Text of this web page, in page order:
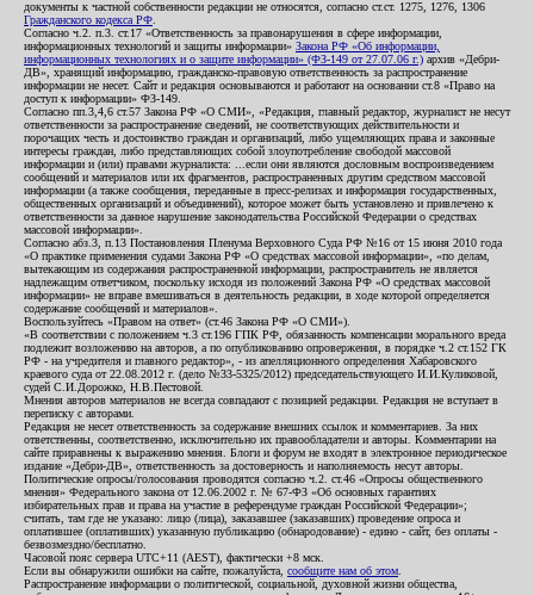
документы к частной собственности редакции не относятся, согласно ст.ст. 1275, 1276, 1306
Гражданского кодекса РФ
Согласно ч.2. п.3. ст.17 «Ответственность за правонарушения в сфере информации,
информационных технологий и защиты информации» Закона РФ «Об информации,
информационных технологиях и о защите информации» (ФЗ-149 от 27.07.06 г.) архив «Дебри-
ДВ», хранящий информацию, гражданско-правовую ответственность за распространение
информации не несет. Сайт и редакция основываются и работают на основании ст.8 «Право на
доступ к информации» ФЗ-149.
Согласно пп.3,4,6 ст.57 Закона РФ «О СМИ», «Редакция, главный редактор, журналист не несут
ответственности за распространение сведений, не соответствующих действительности и
порочащих честь и достоинство граждан и организаций, либо ущемляющих права и законные
интересы граждан, либо представляющих собой злоупотребление свободой массовой
информации и (или) правами журналиста: ...если они являются дословным воспроизведением
сообщений и материалов или их фрагментов, распространенных другим средством массовой
информации (а также сообщения, переданные в пресс-релизах и информация государственных,
общественных организаций и объединений), которое может быть установлено и привлечено к
ответственности за данное нарушение законодательства Российской Федерации о средствах
массовой информации».
Согласно абз.3, п.13 Постановления Пленума Верховного Суда РФ №16 от 15 июня 2010 года
«О практике применения судами Закона РФ «О средствах массовой информации», «по делам,
вытекающим из содержания распространенной информации, распространитель не является
надлежащим ответчиком, поскольку исходя из положений Закона РФ «О средствах массовой
информации» не вправе вмешиваться в деятельность редакции, в ходе которой определяется
содержание сообщений и материалов».
Воспользуйтесь «Правом на ответ» (ст.46 Закона РФ «О СМИ»).
«В соответствии с положением ч.3 ст.196 ГПК РФ, обязанность компенсации морального вреда
подлежит возложению на авторов, а по опубликованию опровержения, в порядке ч.2 ст.152 ГК
РФ - на учредителя и главного редактор», - из апелляционного определения Хабаровского
краевого суда от 22.08.2012 г. (дело №33-5325/2012) председательствующего И.И.Куликовой,
судей С.И.Дорожко, Н.В.Пестовой.
Мнения авторов материалов не всегда совпадают с позицией редакции. Редакция не вступает в
переписку с авторами.
Редакция не несет ответственность за содержание внешних ссылок и комментариев. За них
ответственны, соответственно, исключительно их правообладатели и авторы. Комментарии на
сайте приравнены к выражению мнения. Блоги и форум не входят в электронное периодическое
издание «Дебри-ДВ», ответственность за достоверность и наполняемость несут авторы.
Политические опросы/голосования проводятся согласно ч.2. ст.46 «Опросы общественного
мнения» Федерального закона от 12.06.2002 г. № 67-ФЗ «Об основных гарантиях
избирательных прав и права на участие в референдуме граждан Российской Федерации»;
считать, там где не указано: лицо (лица), заказавшее (заказавших) проведение опроса и
оплатившее (оплативших) указанную публикацию (обнародование) - едино - сайт, без оплаты -
безвозмездно/бесплатно.
Часовой пояс сервера UTC+11 (AEST), фактически +8 мск.
Если вы обнаружили ошибки на сайте, пожалуйста, сообщите нам об этом
Распространение информации о политической, социальной, духовной жизни общества,